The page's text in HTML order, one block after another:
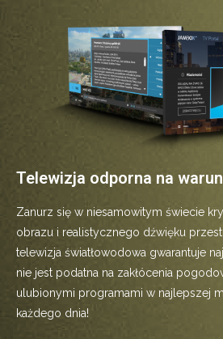
Telewizja odporna na
Zanurz się w niesamowitym świecie
obrazu i realistycznego dźwięku
telewizja światłowodowa gwarantuje
nie jest podatna na zakłócenia
ulubionymi programami w najlepszej
każdego dnia!